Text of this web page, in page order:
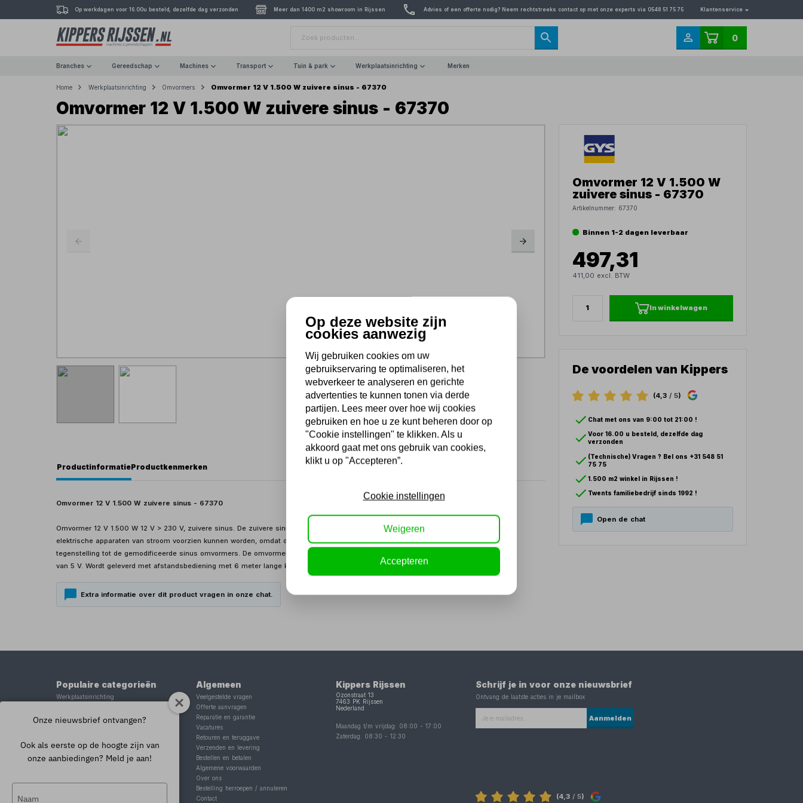
Op werkdagen voor 16.00u besteld, dezelfde dag verzonden Meer dan 1400 m2 showroom in Rijssen Advies of een offerte nodig? Neem rechtstreeks contact op met onze experts via 0548 51 75 75 Klantenservice
0
Branches Gereedschap Machines Transport Tuin & park Werkplaatsinrichting Merken
Home Werkplaatsinrichting Omvormers Omvormer 12 V 1.500 W zuivere sinus - 67370
Omvormer 12 V 1.500 W zuivere sinus - 67370
ProductinformatieProductkenmerken
Omvormer 12 V 1.500 W zuivere sinus - 67370
Omvormer 12 V 1.500 W 12 V > 230 V, zuivere sinus. De zuivere sinus technologie zorgt ervoor dat zelfs de meest gevoelige
elektrische apparaten van stroom voorzien kunnen worden, omdat de stroom gelijk is aan wat er uit het stroomnet komt, in
tegenstelling tot de gemodificeerde sinus omvormers. De omvormer heeft twee 230 V stopcontacten en twee USB aansluitingen,
van 5 V. Wordt geleverd met afstandsbediening met 6 meter lange kabel.
Extra informatie over dit product vragen in onze chat.
Omvormer 12 V 1.500 W
zuivere sinus - 67370
Artikelnummer: 67370
Binnen 1-2 dagen leverbaar
497,31
411,00 excl. BTW
In winkelwagen
De voordelen van Kippers
(4,3/ 5)
Chat met ons van 9:00 tot 21:00 !
Voor 16.00 u besteld, dezelfde dag
verzonden
(Technische) Vragen ? Bel ons +31 548 51
75 75
1.500 m2 winkel in Rijssen !
Twents familiebedrijf sinds 1992 !
Open de chat
Populaire categorieën
Werkplaatsinrichting
Tig lasapparaat
Motorlift
Schaarlift
Algemeen
Veelgestelde vragen
Offerte aanvragen
Reparatie en garantie
Vacatures
Retouren en teruggave
Verzenden en levering
Bestellen en betalen
Algemene voorwaarden
Over ons
Bestelling herroepen / annuleren
Contact
Kippers Rijssen
Ozonstraat 13
7463 PK
Rijssen
Nederland
Maandag t/m vrijdag: 08:00 -17:00
Zaterdag: 08:30 -12:30
Schrijf je in voor onze nieuwsbrief
Ontvang de laatste acties in je mailbox
Aanmelden
(4,3 / 5)
Onze nieuwsbrief ontvangen?
Ook als eerste op de hoogte zijn van
onze aanbiedingen? Meld je aan!
Op deze website zijn
cookies aanwezig
Wij gebruiken cookies om uw
gebruikservaring te optimaliseren, het
webverkeer te analyseren en gerichte
advertenties te kunnen tonen via derde
partijen. Lees meer over hoe wij cookies
gebruiken en hoe u ze kunt beheren door op
"Cookie instellingen" te klikken. Als u
akkoord gaat met ons gebruik van cookies,
klikt u op "Accepteren”.
Cookie instellingen
Weigeren
Accepteren